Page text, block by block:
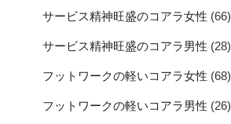
サービス精神旺盛のコアラ女性 (66)
サービス精神旺盛のコアラ男性 (28)
フットワークの軽いコアラ女性 (68)
フットワークの軽いコアラ男性 (26)